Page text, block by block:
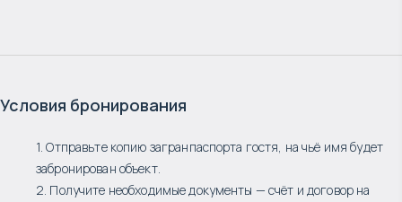
Условия бронирования
1. Отправьте копию загранпаспорта гостя, на чьё имя будет
забронирован объект.
2. Получите необходимые документы — счёт и договор на